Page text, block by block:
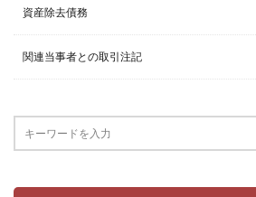
資産除去債務
関連当事者との取引注記